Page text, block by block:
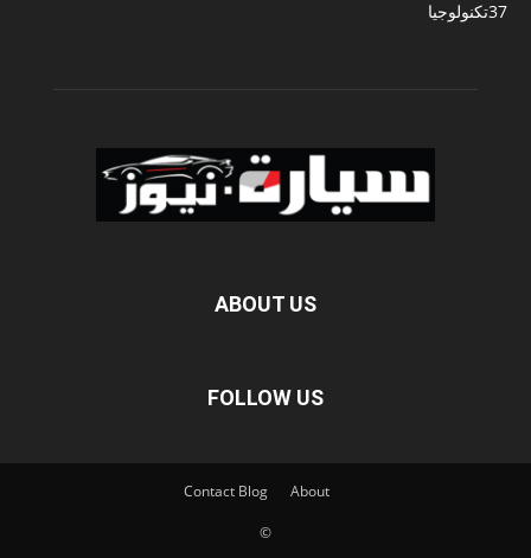
تكنولوجيا37
ABOUT US
FOLLOW US
About
Blog
Contact
©